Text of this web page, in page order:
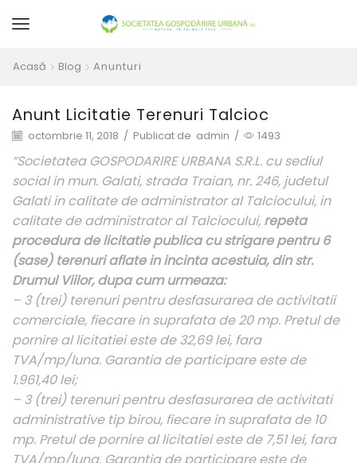
Acasă Blog Anunturi
Anunt Licitatie Terenuri Talcioc
octombrie 11, 2018 / Publicat de admin / 1493
“Societatea GOSPODARIRE URBANA S.R.L. cu sediul
social in mun. Galati, strada Traian, nr. 246, judetul
Galati in calitate de administrator al Talciocului, in
calitate de administrator al Talciocului, repeta
procedura de licitatie publica cu strigare pentru 6
(sase) terenuri aflate in incinta acestuia, din str.
Drumul Viilor, dupa cum urmeaza:
– 3 (trei) terenuri pentru desfasurarea de activitatii
comerciale, fiecare in suprafata de 20 mp. Pretul de
pornire al licitatiei este de 32,69 lei, fara
TVA/mp/luna. Garantia de participare este de
1.961,40 lei;
– 3 (trei) terenuri pentru desfasurarea de activitati
administrative tip birou, fiecare in suprafata de 10
mp. Pretul de pornire al licitatiei este de 7,51 lei, fara